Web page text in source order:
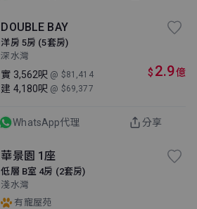
DOUBLE BAY
洋房 5房 (5套房)
深水灣
實 3,562呎 @ $81,414
建 4,180呎 @ $69,377
$ 2.9億
WhatsApp代理 分享
華景園 1座
低層 B室 4房 (2套房)
淺水灣
有寵屋苑